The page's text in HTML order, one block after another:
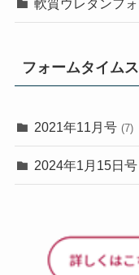
軟質ウレタンフ
フォームタイムス
2021年11月号 (7)
2024年1月15日号